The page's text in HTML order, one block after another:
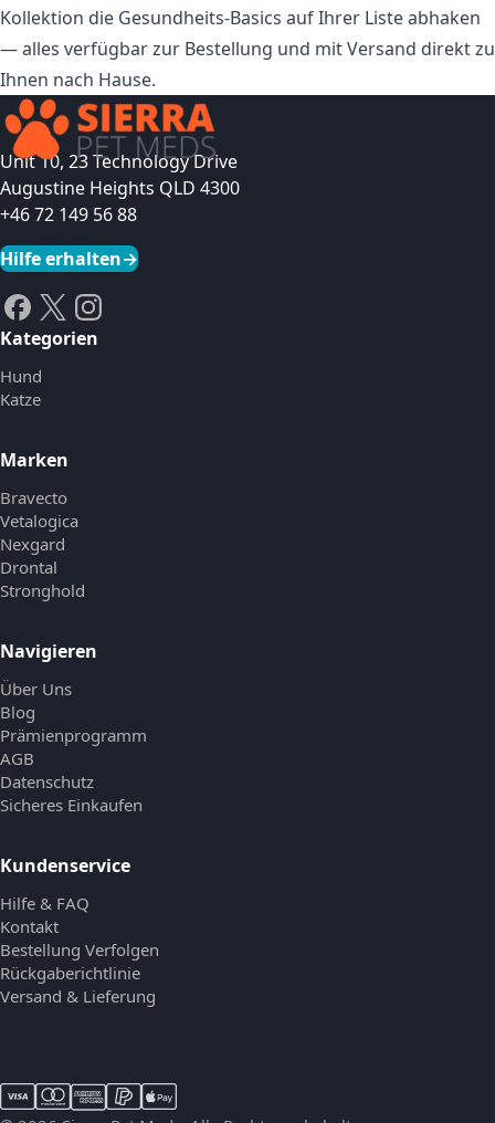
Kollektion die Gesundheits-Basics auf Ihrer Liste abhaken
— alles verfügbar zur Bestellung und mit Versand direkt zu
Ihnen nach Hause.
Unit 10, 23 Technology Drive
Augustine Heights QLD 4300
+46 72 149 56 88
Hilfe erhalten→
Kategorien
Hund
Katze
Marken
Bravecto
Vetalogica
Nexgard
Drontal
Stronghold
Navigieren
Über Uns
Blog
Prämienprogramm
AGB
Datenschutz
Sicheres Einkaufen
Kundenservice
Hilfe & FAQ
Kontakt
Bestellung Verfolgen
Rückgaberichtlinie
Versand & Lieferung